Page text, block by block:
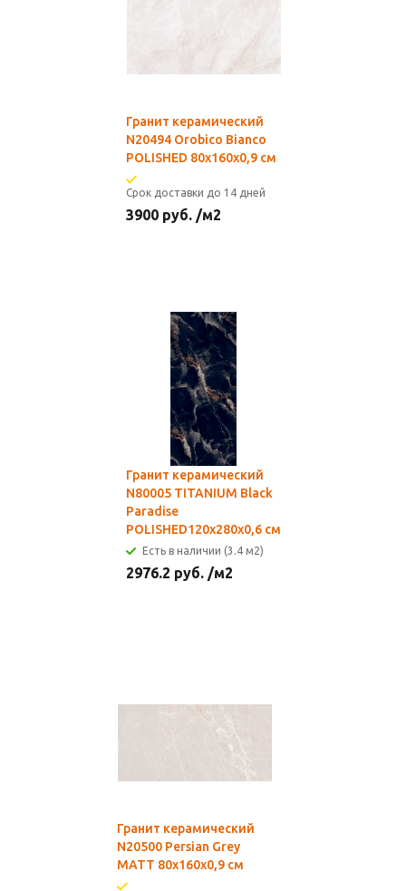
Гранит керамический
N20494 Orobico Bianco
POLISHED 80х160х0,9 см
Срок доставки до 14 дней
3900 руб. /м2
Гранит керамический
N80005 TITANIUM Black
Paradise
POLISHED120х280х0,6 см
Есть в наличии (3.4 м2)
2976.2 руб. /м2
Гранит керамический
N20500 Persian Grey
MATT 80х160х0,9 см